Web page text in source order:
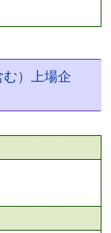
）上場企